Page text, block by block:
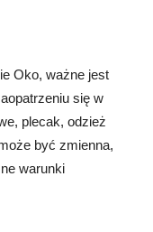
Oko, ważne jest
się w
plecak, odzież
być zmienna,
warunki